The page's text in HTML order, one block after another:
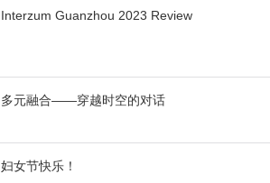
Interzum Guanzhou 2023 Review
多元融合——穿越时空的对话
妇女节快乐！